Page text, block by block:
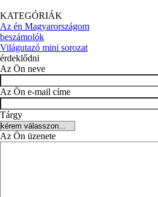
KATEGÓRIÁK
Az én Magyarországom
beszámolók
Világutazó mini sorozat
érdeklődni
Az Ön neve
Az Ön e-mail címe
Tárgy
Az Ön üzenete